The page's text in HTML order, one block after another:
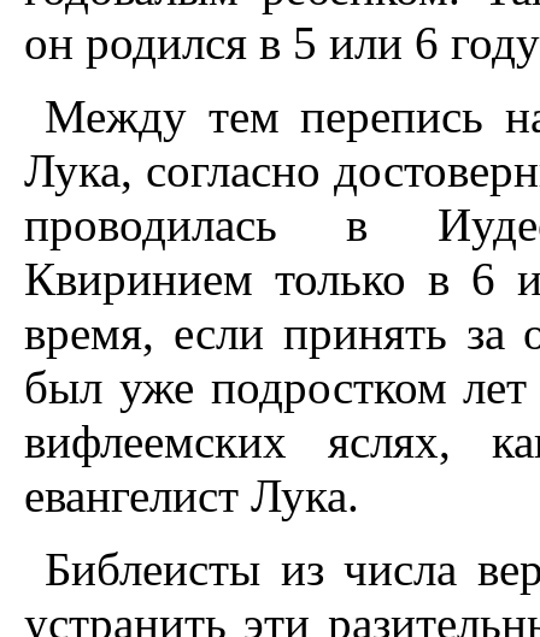
он родился в 5 или 6
Между тем перепись
Лука, согласно
проводилась в
Квиринием только в 6
время, если принять
был уже подростком
вифлеемских яслях,
евангелист Лука.
Библеисты из числа
устранить эти